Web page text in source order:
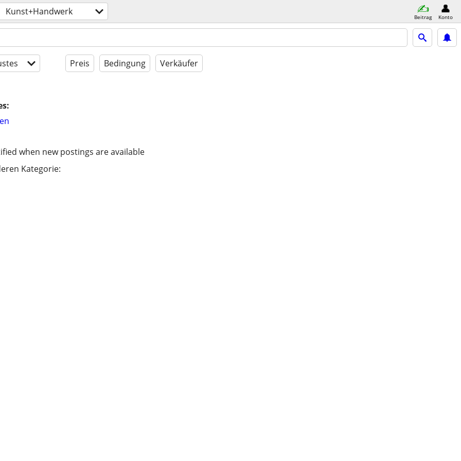
Kunst+Handwerk Beitrag Konto
Preis Bedingung Verkäufer
when new postings are available
Kategorie: